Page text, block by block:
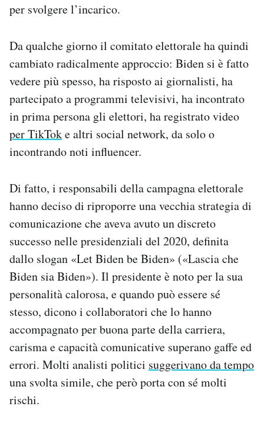
per svolgere l’incarico.
Da qualche giorno il comitato elettorale ha quindi
cambiato radicalmente approccio: Biden si è fatto
vedere più spesso, ha risposto ai giornalisti, ha
partecipato a programmi televisivi, ha incontrato
in prima persona gli elettori, ha registrato video
per TikToke altri social network, da solo o
incontrando noti influencer.
Di fatto, i responsabili della campagna elettorale
hanno deciso di riproporre una vecchia strategia di
comunicazione che aveva avuto un discreto
successo nelle presidenziali del 2020, definita
dallo slogan «Let Biden be Biden» («Lascia che
Biden sia Biden»). Il presidente è noto per la sua
personalità calorosa, e quando può essere sé
stesso, dicono i collaboratori che lo hanno
accompagnato per buona parte della carriera,
carisma e capacità comunicative superano gaffe ed
errori. Molti analisti politici suggerivano da tempo
una svolta simile, che però porta con sé molti
rischi.